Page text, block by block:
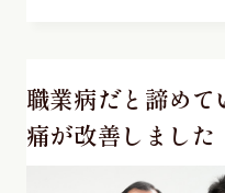
職業病だと諦めて
痛が改善しました